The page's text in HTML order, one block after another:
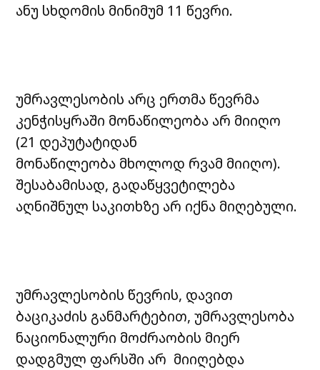
ანუ სხდომის მინიმუმ 11 წევრი.
უმრავლესობის არც ერთმა წევრმა
კენჭისყრაში მონაწილეობა არ მიიღო
(21 დეპუტატიდან
მონაწილეობა მხოლოდ რვამ მიიღო).
შესაბამისად, გადაწყვეტილება
აღნიშნულ საკითხზე არ იქნა მიღებული.
უმრავლესობის წევრის, დავით
ბაციკაძის განმარტებით, უმრავლესობა
ნაციონალური მოძრაობის მიერ
დადგმულ ფარსში არ მიიღებდა